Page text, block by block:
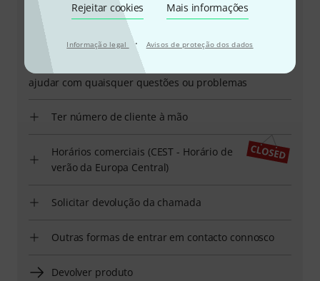
Rejeitar cookies Mais informações
Informação legal · Avisos de proteção dos dados
+49-9546-9223-645
A nossa equipa de apoio ao cliente está aqui para o
ajudar com quaisquer questões ou problemas
Ter número de cliente à mão
Horários comerciais (CEST - Horário de
verão da Europa Central)
Solicitar devolução da chamada
Outras formas de entrar em contacto connosco
Devolver produto